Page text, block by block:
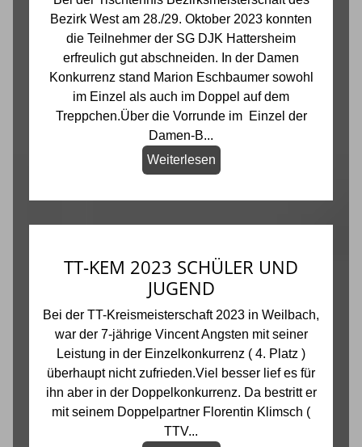
Bezirk West am 28./29. Oktober 2023 konnten
die Teilnehmer der SG DJK Hattersheim
erfreulich gut abschneiden. In der Damen
Konkurrenz stand Marion Eschbaumer sowohl
im Einzel als auch im Doppel auf dem
Treppchen.Über die Vorrunde im Einzel der
Damen-B...
Weiterlesen
TT-KEM 2023 SCHÜLER UND
JUGEND
Bei der TT-Kreismeisterschaft 2023 in Weilbach,
war der 7-jährige Vincent Angsten mit seiner
Leistung in der Einzelkonkurrenz ( 4. Platz )
überhaupt nicht zufrieden.Viel besser lief es für
ihn aber in der Doppelkonkurrenz. Da bestritt er
mit seinem Doppelpartner Florentin Klimsch (
TTV...